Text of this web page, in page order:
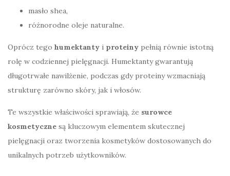
masło shea,
różnorodne oleje naturalne.
Oprócz tego humektanty i proteiny pełnią równie istotną
rolę w codziennej pielęgnacji. Humektanty gwarantują
długotrwałe nawilżenie, podczas gdy proteiny wzmacniają
strukturę zarówno skóry, jak i włosów.
Te wszystkie właściwości sprawiają, że surowce
kosmetyczne są kluczowym elementem skutecznej
pielęgnacji oraz tworzenia kosmetyków dostosowanych do
unikalnych potrzeb użytkowników.